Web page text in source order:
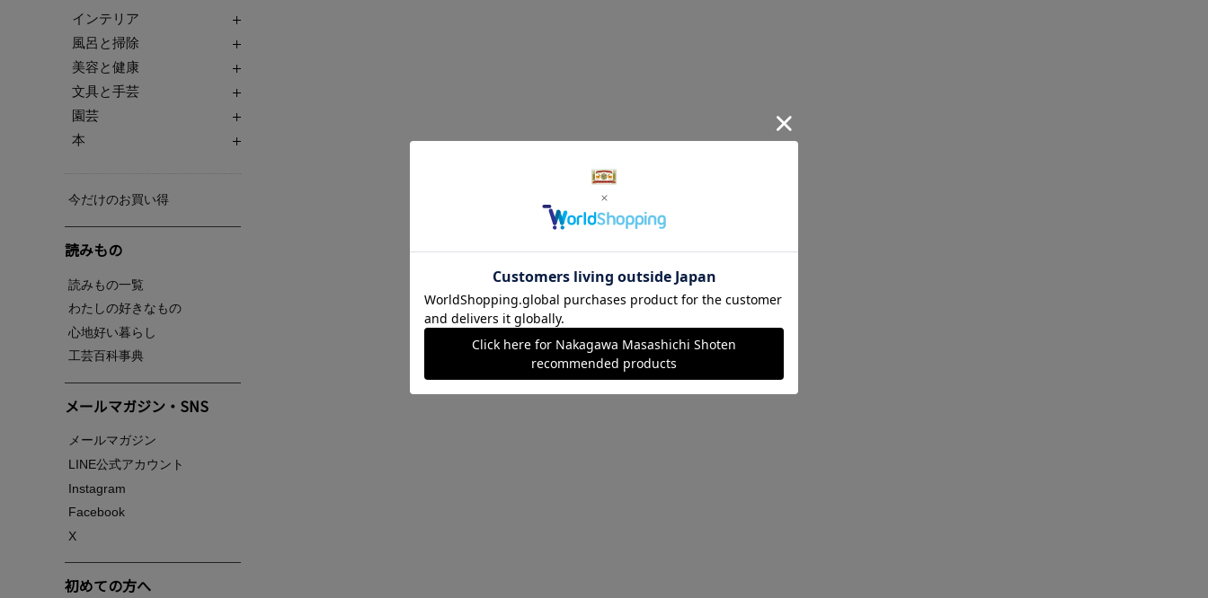
インテリア
風呂と掃除
美容と健康
文具と手芸
園芸
本
今だけのお買い得
読みもの
読みもの一覧
わたしの好きなもの
心地好い暮らし
工芸百科事典
メールマガジン・SNS
メールマガジン
LINE公式アカウント
Instagram
Facebook
X
初めての方へ